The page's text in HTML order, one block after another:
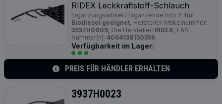
RIDEX Leckkraftstoff-Schlauch
Ergänzungsartikel / Ergänzende Info 2: für
Biodiesel geeignet, Hersteller Artikelnummer:
3937H0009, Die Hersteller: RIDEX, EAN-
Nummer(n): 4064138130356
Verfügbarkeit im Lager:
PREIS FÜR HÄNDLER ERHALTEN
3937H0023